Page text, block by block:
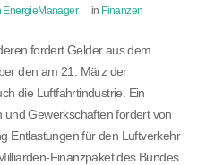
EnergieManager in Finanzen
fordert Gelder aus dem
den am 21. März der
die Luftfahrtindustrie. Ein
und Gewerkschaften fordert von
Entlastungen für den Luftverkehr
Finanzpaket des Bundes